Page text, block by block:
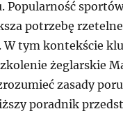
Popularność
potrzebę
tym kontekście
żeglarskie
zasady
poradnik